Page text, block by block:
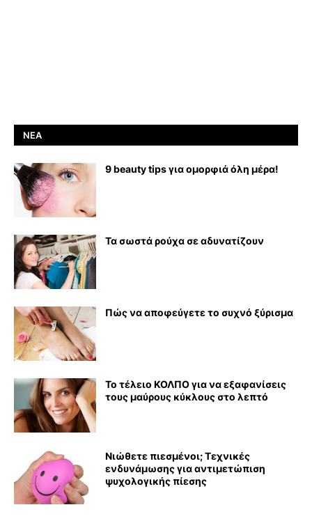
ΝΈΑ
9 beauty tips για ομορφιά όλη μέρα!
Τα σωστά ρούχα σε αδυνατίζουν
Πώς να αποφεύγετε το συχνό ξύρισμα
Το τέλειο ΚΟΛΠΟ για να εξαφανίσεις
τους μαύρους κύκλους στο λεπτό
Νιώθετε πιεσμένοι; Τεχνικές
ενδυνάμωσης για αντιμετώπιση
ψυχολογικής πίεσης